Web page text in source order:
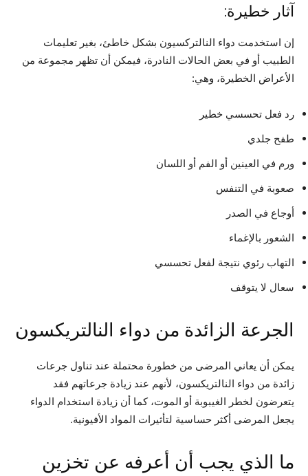
آثار خطيرة:
إن استخدمت دواء النالتركسيون بشكل خاطئ، بغير تعليمات
الطبيب أو في بعض الحالات النادرة، فيمكن أن تظهر مجموعة من
الأعراض الخطيرة، وهي:
رد فعل تحسسي خطير
طفح جلدي
ورم في العينين أو الفم أو اللسان
صعوبة في التنفس
أوجاع في الصدر
الشعور بالإغماء
التهاب رئوي نتيجة لفعل تحسسي
سعال لا يتوقف
الجرعة الزائدة من دواء النالتريكسون
يمكن أن يعاني المرضى من خطورة محتملة عند تناول جرعات
زائدة من دواء النالتريكسون، لأنهم عند زيادة جرعاتهم فقد
يتعرضون لخطر الغيبوبة أو الموت، كما أن زيادة استخدام الدواء
يجعل المرضى أكثر حساسية لتأثيرات المواد الأفيونية.
ما الذي يجب أن أعرفه عن تخزين